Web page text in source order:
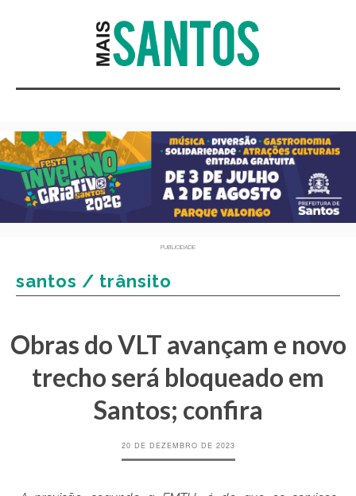
PUBLICIDADE
santos / trânsito
Obras do VLT avançam e novo
trecho será bloqueado em
Santos; confira
20 DE DEZEMBRO DE 2023